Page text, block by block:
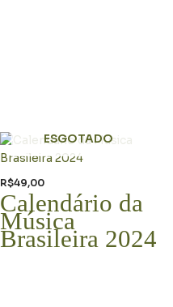
ESGOTADO
R$49,00
Calendário da
Música
Brasileira 2024